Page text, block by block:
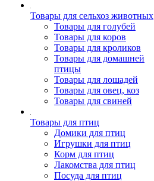
Товары для сельхоз животных
Товары для голубей
Товары для коров
Товары для кроликов
Товары для домашней
птицы
Товары для лошадей
Товары для овец, коз
Товары для свиней
Товары для птиц
Домики для птиц
Игрушки для птиц
Корм для птиц
Лакомства для птиц
Посуда для птиц